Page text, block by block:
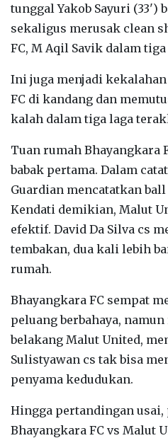
tunggal Yakob Sayuri (33')
sekaligus merusak clean
FC, M Aqil Savik dalam
Ini juga menjadi
FC di kandang dan
kalah dalam tiga laga
Tuan rumah Bhayangkara
babak pertama. Dalam
Guardian mencatatkan
Kendati demikian, Malut
efektif. David Da Silva cs
tembakan, dua kali lebih
rumah.
Bhayangkara FC sempat
peluang berbahaya,
belakang Malut United,
Sulistyawan cs tak bisa
penyama kedudukan.
Hingga pertandingan usai,
Bhayangkara FC vs Malut